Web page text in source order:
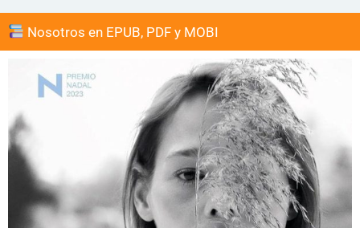
Nosotros en EPUB, PDF y MOBI